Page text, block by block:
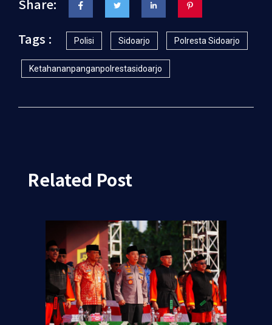
Share:
Tags :
Polisi Sidoarjo Polresta Sidoarjo
Ketahananpanganpolrestasidoarjo
Related Post